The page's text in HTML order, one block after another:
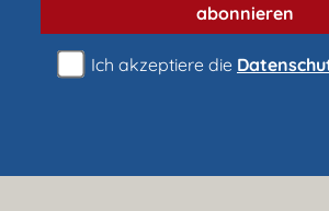
abonnieren
Ich akzeptiere die